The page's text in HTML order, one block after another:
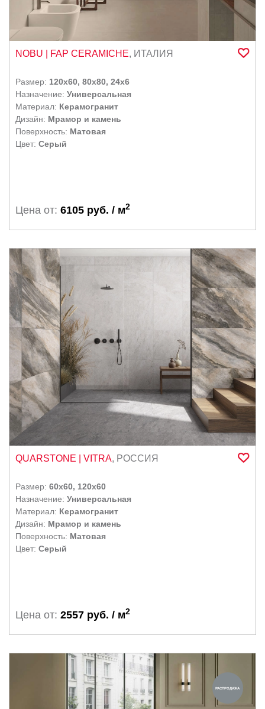
ITALON
KERAKOL
LA FENICE
LEOPARD
MAINZU
MARCA CORONA
NATUCER
PAMESA
PERONDA
RAGNO
SERENISSIMA CIR
SETTECENTO
SETTECENTO ( Италия)
STN CERAMIKA
VITRA
WOW
Ласселсбергер
DNA Tiles
DUE G
CERDOMUS
ITALON CONTRACT
Ширина, см.
Толщина, мм.
NOBU | FAP CERAMICHE, ИТАЛИЯ
Размер: 120x60, 80x80, 24x6
Назначение: Универсальная
Материал: Керамогранит
Дизайн: Мрамор и камень
Поверхность: Матовая
Цвет: Серый
Цена от: 6105 руб. / м2
QUARSTONE | VITRA, РОССИЯ
Размер: 60x60, 120x60
Назначение: Универсальная
Материал: Керамогранит
Дизайн: Мрамор и камень
Поверхность: Матовая
Цвет: Серый
Цена от: 2557 руб. / м2
РАСПРОДАЖА